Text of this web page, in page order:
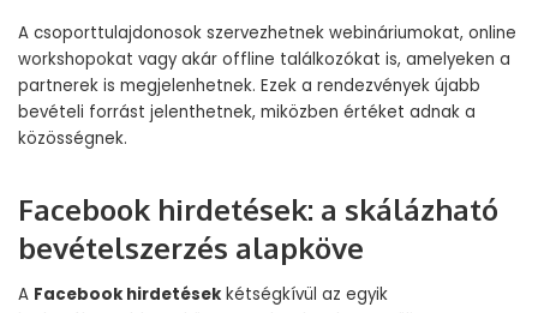
A csoporttulajdonosok szervezhetnek webináriumokat, online
workshopokat vagy akár offline találkozókat is, amelyeken a
partnerek is megjelenhetnek. Ezek a rendezvények újabb
bevételi forrást jelenthetnek, miközben értéket adnak a
közösségnek.
Facebook hirdetések: a skálázható
bevételszerzés alapköve
A Facebook hirdetések kétségkívül az egyik